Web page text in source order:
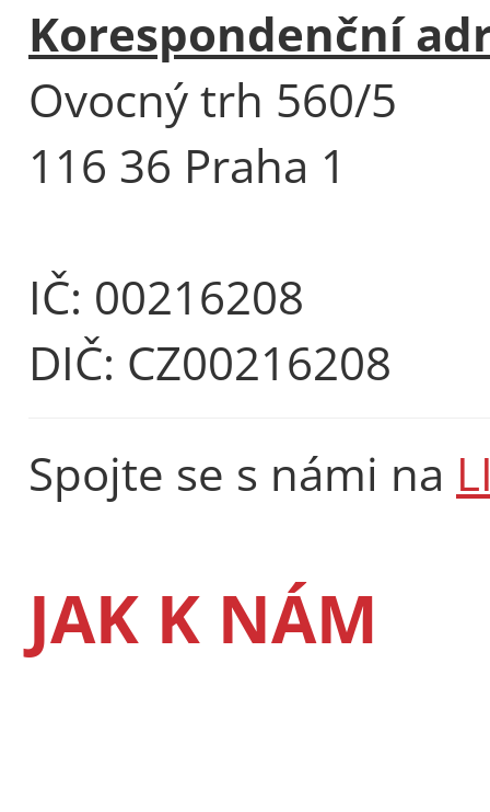
Korespondenční
Ovocný trh 560/5
116 36 Praha 1
IČ: 00216208
DIČ: CZ00216208
Spojte se s námi na
JAK K NÁM